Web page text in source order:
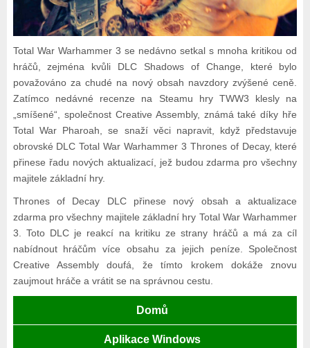
Total War Warhammer 3 se nedávno setkal s mnoha kritikou od
hráčů, zejména kvůli DLC Shadows of Change, které bylo
považováno za chudé na nový obsah navzdory zvýšené ceně.
Zatímco nedávné recenze na Steamu hry TWW3 klesly na
„smíšené“, společnost Creative Assembly, známá také díky hře
Total War Pharoah, se snaží věci napravit, když představuje
obrovské DLC Total War Warhammer 3 Thrones of Decay, které
přinese řadu nových aktualizací, jež budou zdarma pro všechny
majitele základní hry.
Thrones of Decay DLC přinese nový obsah a aktualizace
zdarma pro všechny majitele základní hry Total War Warhammer
3. Toto DLC je reakcí na kritiku ze strany hráčů a má za cíl
nabídnout hráčům více obsahu za jejich peníze. Společnost
Creative Assembly doufá, že tímto krokem dokáže znovu
zaujmout hráče a vrátit se na správnou cestu.
Domů
Aplikace Windows